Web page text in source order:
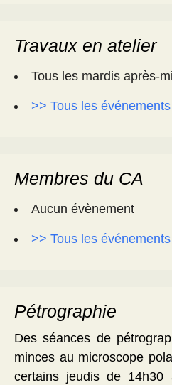
Travaux en atelier
Tous les mardis après-
>> Tous les événements
Membres du CA
Aucun évènement
>> Tous les événements
Pétrographie
Des séances de
minces au microscope
certains jeudis de 14h30